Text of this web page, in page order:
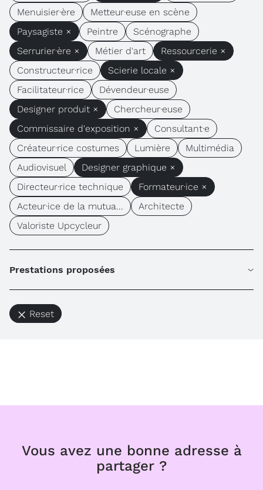
Menuisier·ère
Metteur·euse en scène
Paysagiste ×
Peintre
Scénographe
Serrurier·ère ×
Métier d'art
Ressourcerie ×
Constructeur·rice
Scierie locale ×
Facilitateur·rice
Dévendeur·euse
Designer produit ×
Chercheur·euse
Commissaire d'exposition ×
Consultant·e
Créateur·rice costumes
Lumière
Multimédia
Audiovisuel
Designer graphique ×
Directeur·rice technique
Formateur·ice ×
Acteur·ice de la mutua...
Architecte
Valoriste Upcycleur
Prestations proposées
Reset
Vous avez une bonne adresse à
partager ?